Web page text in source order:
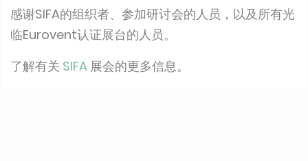
感谢SIFA的组织者、参加研讨会的人员，以及所有光
临Eurovent认证展台的人员。
了解有关 SIFA 展会的更多信息。